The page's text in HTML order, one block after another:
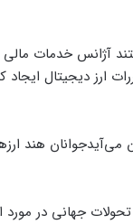
ارز دیجیتال ایجاد
می‌آیدجوانان هند
جهانی در